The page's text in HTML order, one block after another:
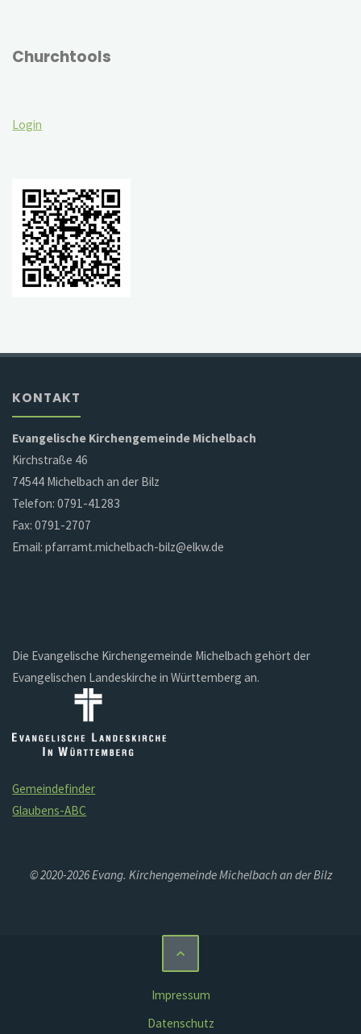
Churchtools
Login
KONTAKT
Evangelische Kirchengemeinde Michelbach
Kirchstraße 46
74544 Michelbach an der Bilz
Telefon: 0791-41283
Fax: 0791-2707
Email: pfarramt.michelbach-bilz@elkw.de
Die Evangelische Kirchengemeinde Michelbach gehört der
Evangelischen Landeskirche in Württemberg an.
Gemeindefinder
Glaubens-ABC
© 2020-2026 Evang. Kirchengemeinde Michelbach an der Bilz
Impressum
Datenschutz